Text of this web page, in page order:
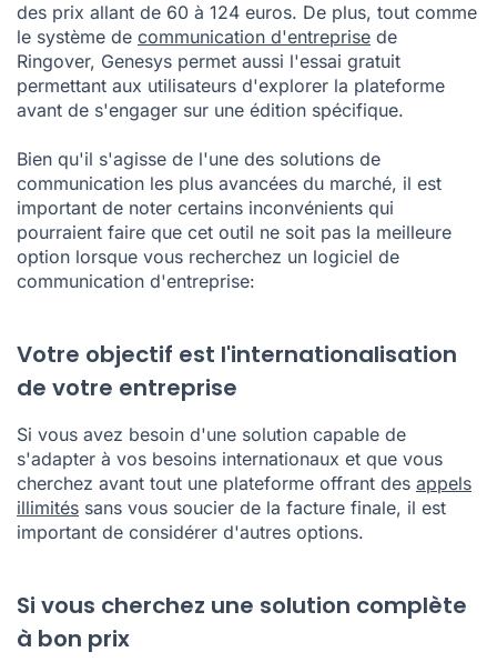
des prix allant de 60 à 124 euros. De plus, tout comme
le système de communication d'entreprise de
Ringover, Genesys permet aussi l'essai gratuit
permettant aux utilisateurs d'explorer la plateforme
avant de s'engager sur une édition spécifique.
Bien qu'il s'agisse de l'une des solutions de
communication les plus avancées du marché, il est
important de noter certains inconvénients qui
pourraient faire que cet outil ne soit pas la meilleure
option lorsque vous recherchez un logiciel de
communication d'entreprise:
Votre objectif est l'internationalisation
de votre entreprise
Si vous avez besoin d'une solution capable de
s'adapter à vos besoins internationaux et que vous
cherchez avant tout une plateforme offrant des appels
illimités sans vous soucier de la facture finale, il est
important de considérer d'autres options.
Si vous cherchez une solution complète
à bon prix